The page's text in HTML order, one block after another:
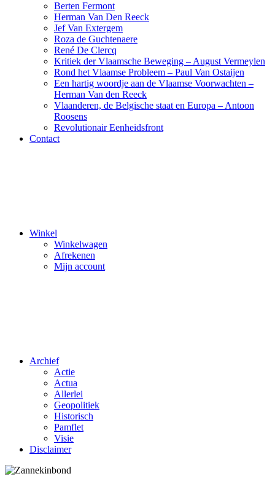
Berten Fermont
Herman Van Den Reeck
Jef Van Extergem
Roza de Guchtenaere
René De Clercq
Kritiek der Vlaamsche Beweging – August Vermeylen
Rond het Vlaamse Probleem – Paul Van Ostaijen
Een hartig woordje aan de Vlaamse Voorwachten –
Herman Van den Reeck
Vlaanderen, de Belgische staat en Europa – Antoon
Roosens
Revolutionair Eenheidsfront
Contact
Winkel
Winkelwagen
Afrekenen
Mijn account
Archief
Actie
Actua
Allerlei
Geopolitiek
Historisch
Pamflet
Visie
Disclaimer